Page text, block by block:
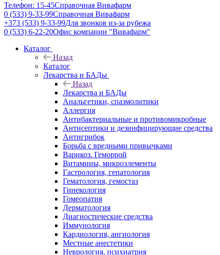
Телефон: 15-45Справочная Вивафарм
0 (533) 9-33-99Справочная Вивафарм
+373 (533) 9-33-99Для звонков из-за рубежа
0 (533) 6-22-20Офис компании "Вивафарм"
Каталог
Назад
Каталог
Лекарства и БАДы
Назад
Лекарства и БАДы
Анальгетики, спазмолитики
Аллергия
Антибактериальные и противомикробные
Антисептики и дезинфицирующие средства
Антигрибок
Борьба с вредными привычками
Варикоз. Геморрой
Витамины, микроэлементы
Гастрология, гепатология
Гематология, гемостаз
Гинекология
Гомеопатия
Дерматология
Диагностические средства
Иммунология
Кардиология, ангиология
Местные анестетики
Неврология, психиатрия